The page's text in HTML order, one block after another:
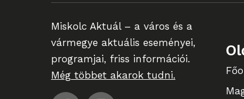
Miskolc Aktuál – a város és a
vármegye aktuális eseményei,
programjai, friss információi.
Még többet akarok tudni.